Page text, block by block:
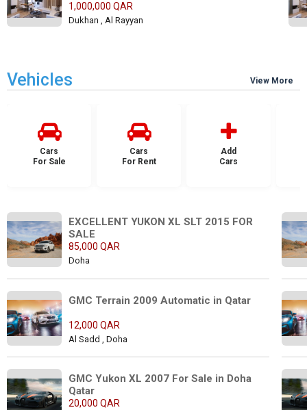
1,000,000 QAR
Dukhan , Al Rayyan
Vehicles View More
Cars
For Sale
Cars
For Rent
Add
Cars
EXCELLENT YUKON XL SLT 2015 FOR
SALE
85,000 QAR
Doha
GMC Terrain 2009 Automatic in Qatar
12,000 QAR
Al Sadd , Doha
GMC Yukon XL 2007 For Sale in Doha
Qatar
20,000 QAR